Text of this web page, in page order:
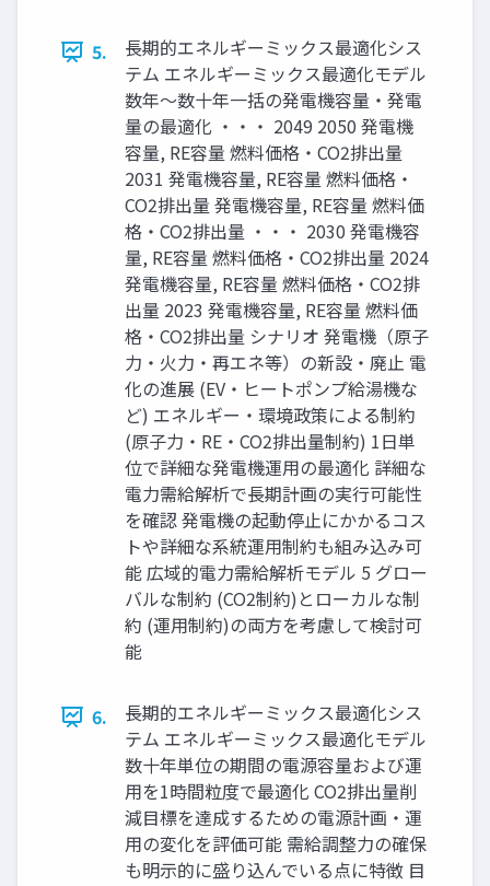
5.
長期的エネルギーミックス最適化シス
テム エネルギーミックス最適化モデル
数年～数十年一括の発電機容量・発電
量の最適化 ・・・ 2049 2050 発電機
容量, RE容量 燃料価格・CO2排出量
2031 発電機容量, RE容量 燃料価格・
CO2排出量 発電機容量, RE容量 燃料価
格・CO2排出量 ・・・ 2030 発電機容
量, RE容量 燃料価格・CO2排出量 2024
発電機容量, RE容量 燃料価格・CO2排
出量 2023 発電機容量, RE容量 燃料価
格・CO2排出量 シナリオ 発電機（原子
力・火力・再エネ等）の新設・廃止 電
化の進展 (EV・ヒートポンプ給湯機な
ど) エネルギー・環境政策による制約
(原子力・RE・CO2排出量制約) 1日単
位で詳細な発電機運用の最適化 詳細な
電力需給解析で長期計画の実行可能性
を確認 発電機の起動停止にかかるコス
トや詳細な系統運用制約も組み込み可
能 広域的電力需給解析モデル 5 グロー
バルな制約 (CO2制約)とローカルな制
約 (運用制約)の両方を考慮して検討可
能
6.
長期的エネルギーミックス最適化シス
テム エネルギーミックス最適化モデル
数十年単位の期間の電源容量および運
用を1時間粒度で最適化 CO2排出量削
減目標を達成するための電源計画・運
用の変化を評価可能 需給調整力の確保
も明示的に盛り込んでいる点に特徴 目